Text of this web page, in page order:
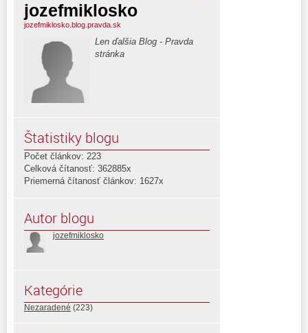
jozefmiklosko
jozefmiklosko.blog.pravda.sk
Len ďalšia Blog - Pravda
stránka
Štatistiky blogu
Počet článkov: 223
Celková čítanosť: 362885x
Priemerná čítanosť článkov: 1627x
Autor blogu
jozefmiklosko
Kategórie
Nezaradené (223)